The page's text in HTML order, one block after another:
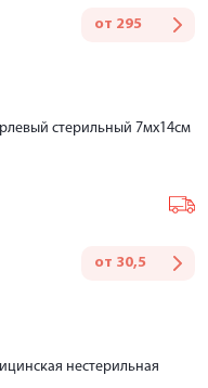
от 295
стерильный 7мх14см
от 30,5
нестерильная